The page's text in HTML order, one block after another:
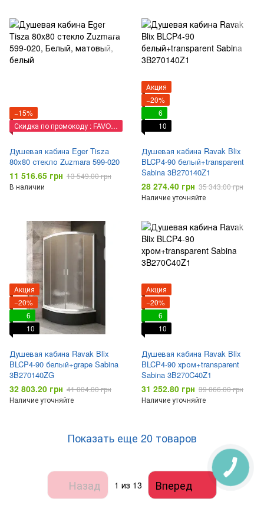
−15%
Скидка по промокоду : FAVORIT
Душевая кабина Eger Tisza
80x80 стекло Zuzmara 599-020
11 516.65 грн 13 549.00 грн
В наличии
Акция
−20%
6
10
Душевая кабина Ravak Blix
BLCP4-90 белый+transparent
Sabina 3B270140Z1
28 274.40 грн 35 343.00 грн
Наличие уточняйте
Акция
−20%
6
10
Душевая кабина Ravak Blix
BLCP4-90 белый+grape Sabina
3B270140ZG
32 803.20 грн 41 004.00 грн
Наличие уточняйте
Акция
−20%
6
10
Душевая кабина Ravak Blix
BLCP4-90 хром+transparent
Sabina 3B270C40Z1
31 252.80 грн 39 066.00 грн
Наличие уточняйте
Показать еще 20 товаров
Назад 1 из 13 Вперед